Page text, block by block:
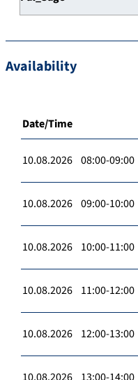
Availability
Date/Time
10.08.2026 08:00-09:00
10.08.2026 09:00-10:00
10.08.2026 10:00-11:00
10.08.2026 11:00-12:00
10.08.2026 12:00-13:00